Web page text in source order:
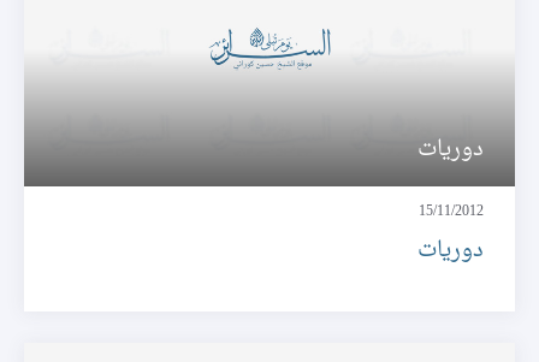
دوريات
15/11/2012
دوريات